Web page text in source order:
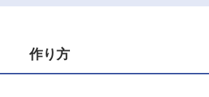
作り方